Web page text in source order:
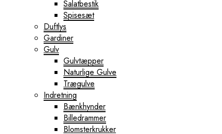
Salatbestik
Spisesæt
Duftlys
Gardiner
Gulv
Gulvtæpper
Naturlige Gulve
Trægulve
Indretning
Bænkhynder
Billedrammer
Blomsterkrukker